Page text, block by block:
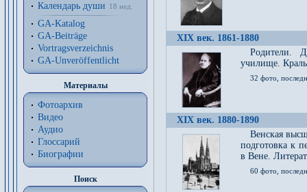
Календарь души
18 нед.
GA-Katalog
GA-Beiträge
Vortragsverzeichnis
GA-Unveröffentlicht
Материалы
Фотоархив
Видео
Аудио
Глоссарий
Биографии
Поиск
XIX век. 1861-1880
Родители.
училище.
32 фото,
XIX век. 1880-1890
Венская
подготовка к
в Вене.
60 фото,